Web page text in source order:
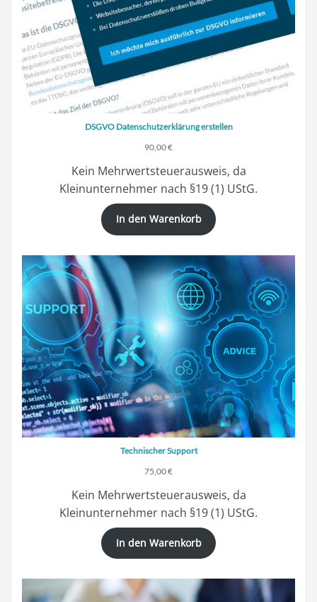
DSGVO Datenschutzerklärung erstellen
90,00€
Kein Mehrwertsteuerausweis, da
Kleinunternehmer nach §19 (1) UStG.
In den Warenkorb
Technischer Support
75,00€
Kein Mehrwertsteuerausweis, da
Kleinunternehmer nach §19 (1) UStG.
In den Warenkorb